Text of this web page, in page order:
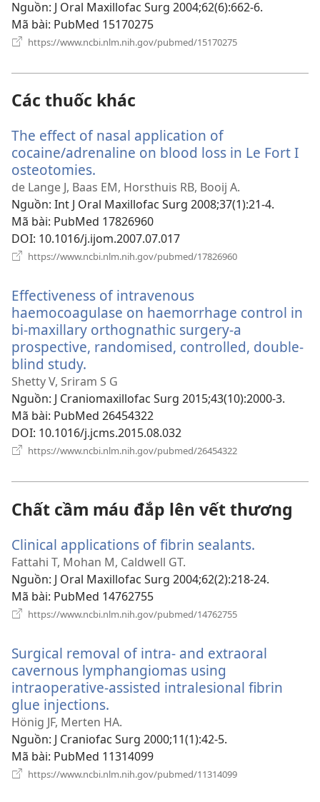
sổ
mới)
Nguồn‎: J Oral Maxillofac Surg 2004;62(6):662-6.
Mã bài‎: PubMed 15170275
https://www.ncbi.nlm.nih.gov/pubmed/15170275
Các thuốc khác
The effect of nasal application of
cocaine/adrenaline on blood loss in Le Fort I
osteotomies.
cửa
sổ
mới)
de Lange J, Baas EM, Horsthuis RB, Booij A.
Nguồn‎: Int J Oral Maxillofac Surg 2008;37(1):21-4.
Mã bài‎: PubMed 17826960
DOI‎: 10.1016/j.ijom.2007.07.017
https://www.ncbi.nlm.nih.gov/pubmed/17826960
Effectiveness of intravenous
haemocoagulase on haemorrhage control in
bi-maxillary orthognathic surgery-a
prospective, randomised, controlled, double-
blind study.
cửa
sổ
mới)
Shetty V, Sriram S G
Nguồn‎: J Craniomaxillofac Surg 2015;43(10):2000-3.
Mã bài‎: PubMed 26454322
DOI‎: 10.1016/j.jcms.2015.08.032
https://www.ncbi.nlm.nih.gov/pubmed/26454322
Chất cầm máu đắp lên vết thương
Clinical applications of fibrin sealants.
sổ
Fattahi T, Mohan M, Caldwell GT.
Nguồn‎: J Oral Maxillofac Surg 2004;62(2):218-24.
Mã bài‎: PubMed 14762755
https://www.ncbi.nlm.nih.gov/pubmed/14762755
mới)
Surgical removal of intra- and extraoral
cavernous lymphangiomas using
intraoperative-assisted intralesional fibrin
glue injections.
cửa
sổ
mới)
Hönig JF, Merten HA.
Nguồn‎: J Craniofac Surg 2000;11(1):42-5.
Mã bài‎: PubMed 11314099
https://www.ncbi.nlm.nih.gov/pubmed/11314099